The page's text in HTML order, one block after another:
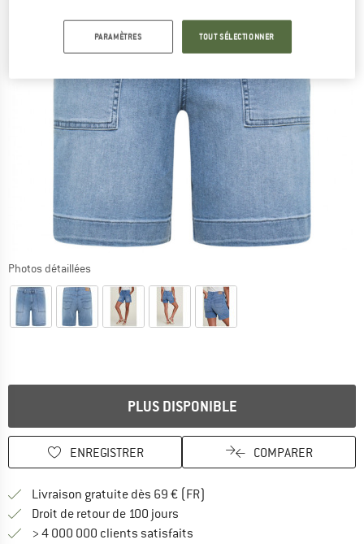
Photos détaillées
PLUS DISPONIBLE
ENREGISTRER COMPARER
Livraison gratuite dès 69 € (FR)
Droit de retour de 100 jours
> 4 000 000 clients satisfaits
PARAMÈTRES TOUT SÉLECTIONNER